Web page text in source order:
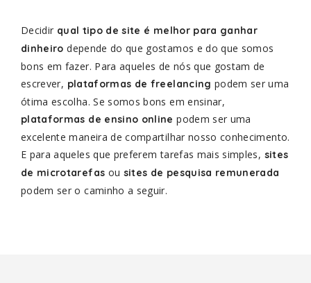
Decidir qual tipo de site é melhor para ganhar
dinheiro depende do que gostamos e do que somos
bons em fazer. Para aqueles de nós que gostam de
escrever, plataformas de freelancing podem ser uma
ótima escolha. Se somos bons em ensinar,
plataformas de ensino online podem ser uma
excelente maneira de compartilhar nosso conhecimento.
E para aqueles que preferem tarefas mais simples, sites
de microtarefas ou sites de pesquisa remunerada
podem ser o caminho a seguir.